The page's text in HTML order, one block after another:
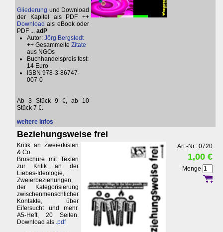
Gliederung und Download
der Kapitel als PDF ++
Download als eBook oder
PDF ... adP
Autor: Jörg Bergstedt
++ Gesammelte Zitate
aus NGOs
Buchhandelspreis fest:
14 Euro
ISBN 978-3-86747-
007-0
Ab 3 Stück 9 €, ab 10
Stück 7 €.
weitere Infos
Beziehungsweise frei
Kritik an Zweierkisten
& Co.
Broschüre mit Texten
zur Kritik an der
Liebes-Ideologie,
Zweierbeziehungen,
der Kategorisierung
zwischenmenschlicher
Kontakte, über
Eifersucht und mehr.
A5-Heft, 20 Seiten.
Download als .pdf
Art.-Nr.: 0720
1,00 €
Menge